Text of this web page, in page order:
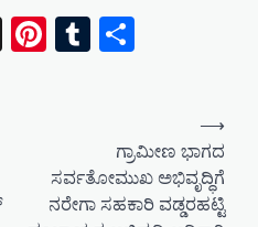
X Pinterest
Tumblr
ಗ್ರಾಮೀಣ ಭಾಗದ
ಸರ್ವತೋಮುಖ ಅಭಿವೃದ್ಧಿಗೆ
ನರೇಗಾ ಸಹಕಾರಿ ವಡ್ಡರಹಟ್ಟಿ
⟶